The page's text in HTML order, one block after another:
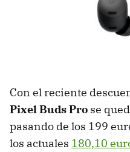
Con el reciente
Pixel Buds Pro se
pasando de los 199
los actuales 180,10